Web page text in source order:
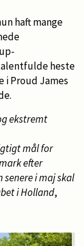
haft mange
heste
i Proud James
ekstremt
mål for
efter
senere i maj skal
i Holland,